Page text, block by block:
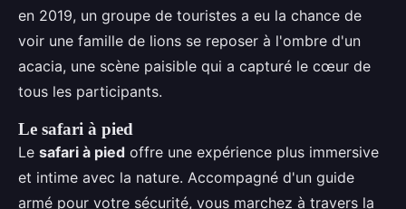
en 2019, un groupe de touristes a eu la chance de
voir une famille de lions se reposer à l'ombre d'un
acacia, une scène paisible qui a capturé le cœur de
tous les participants.
Le safari à pied
Le safari à pied offre une expérience plus immersive
et intime avec la nature. Accompagné d'un guide
armé pour votre sécurité, vous marchez à travers la